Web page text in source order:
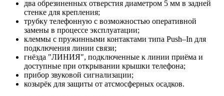
два обрезиненных отверстия диаметром 5 мм в задней
стенке для крепления;
трубку телефонную с возможностью оперативной
замены в процессе эксплуатации;
клеммы с пружинными контактами типа Push–In для
подключения линии связи;
гнёзда "ЛИНИЯ", подключенные к линии приёма и
доступные при открывании крышки телефона;
прибор звуковой сигнализации;
козырёк для защиты от атсмосферных осадков.